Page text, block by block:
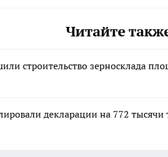
Читайте
строительство зерносклада
декларации на 772 тысячи